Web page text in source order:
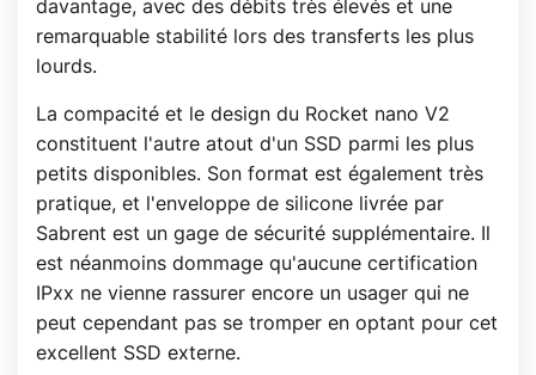
davantage, avec des débits très élevés et une
remarquable stabilité lors des transferts les plus
lourds.
La compacité et le design du Rocket nano V2
constituent l'autre atout d'un SSD parmi les plus
petits disponibles. Son format est également très
pratique, et l'enveloppe de silicone livrée par
Sabrent est un gage de sécurité supplémentaire. Il
est néanmoins dommage qu'aucune certification
IPxx ne vienne rassurer encore un usager qui ne
peut cependant pas se tromper en optant pour cet
excellent SSD externe.